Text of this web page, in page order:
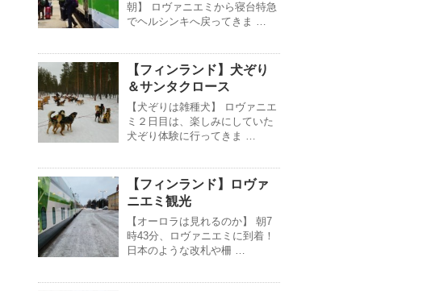
朝】 ロヴァニエミから寝台特急
でヘルシンキへ戻ってきま …
【フィンランド】犬ぞり
＆サンタクロース
【犬ぞりは雑種犬】 ロヴァニエ
ミ２日目は、楽しみにしていた
犬ぞり体験に行ってきま …
【フィンランド】ロヴァ
ニエミ観光
【オーロラは見れるのか】 朝7
時43分、ロヴァニエミに到着！
日本のような改札や柵 …